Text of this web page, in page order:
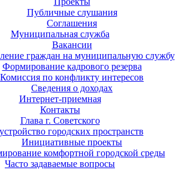
Публичные слушания
Соглашения
Муниципальная служба
Вакансии
граждан на муниципальную службу
Формирование кадрового резерва
Комиссия по конфликту интересов
Сведения о доходах
Интернет-приемная
Контакты
Глава г. Советского
городских пространств
Инициативные проекты
комфортной городской среды
Часто задаваемые вопросы